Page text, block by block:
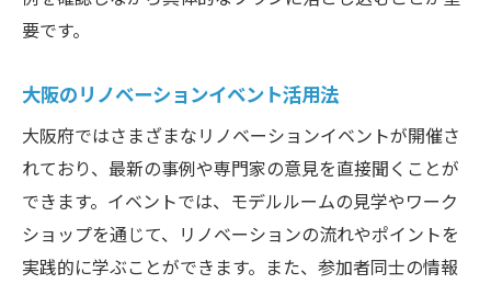
要です。
大阪のリノベーションイベント活用法
大阪府ではさまざまなリノベーションイベントが開催さ
れており、最新の事例や専門家の意見を直接聞くことが
できます。イベントでは、モデルルームの見学やワーク
ショップを通じて、リノベーションの流れやポイントを
実践的に学ぶことができます。また、参加者同士の情報